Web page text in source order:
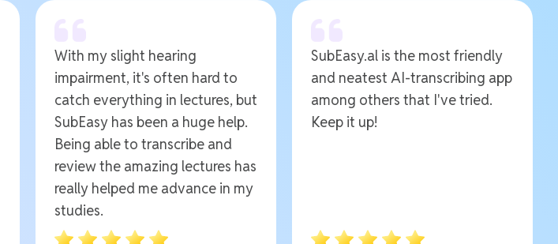
With my slight hearing
impairment, it's often hard to
catch everything in lectures, but
SubEasy has been a huge help.
Being able to transcribe and
review the amazing lectures has
really helped me advance in my
studies.
SubEasy.al is the most friendly
and neatest AI-transcribing app
among others that I've tried.
Keep it up!